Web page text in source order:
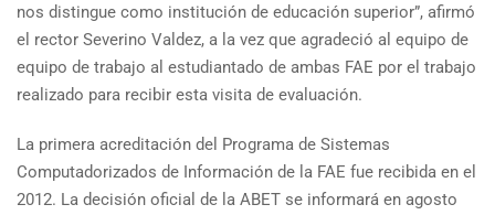
nos distingue como institución de educación superior”, afirmó
el rector Severino Valdez, a la vez que agradeció al equipo de
equipo de trabajo al estudiantado de ambas FAE por el trabajo
realizado para recibir esta visita de evaluación.
La primera acreditación del Programa de Sistemas
Computadorizados de Información de la FAE fue recibida en el
2012. La decisión oficial de la ABET se informará en agosto